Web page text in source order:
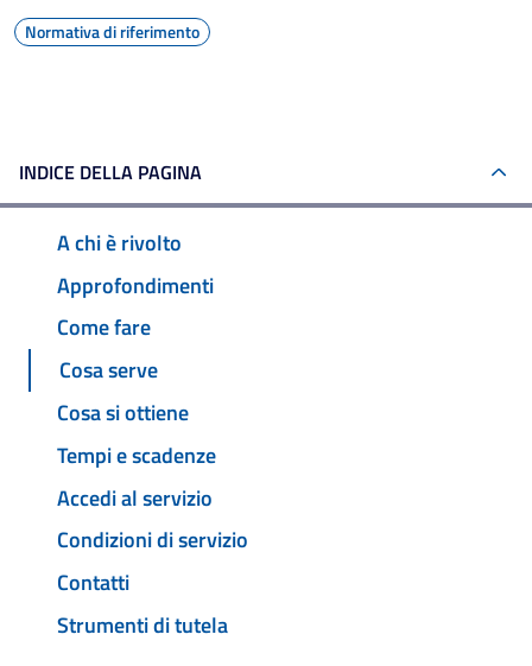
Normativa di riferimento
INDICE DELLA PAGINA
A chi è rivolto
Approfondimenti
Come fare
Cosa serve
Cosa si ottiene
Tempi e scadenze
Accedi al servizio
Condizioni di servizio
Contatti
Strumenti di tutela